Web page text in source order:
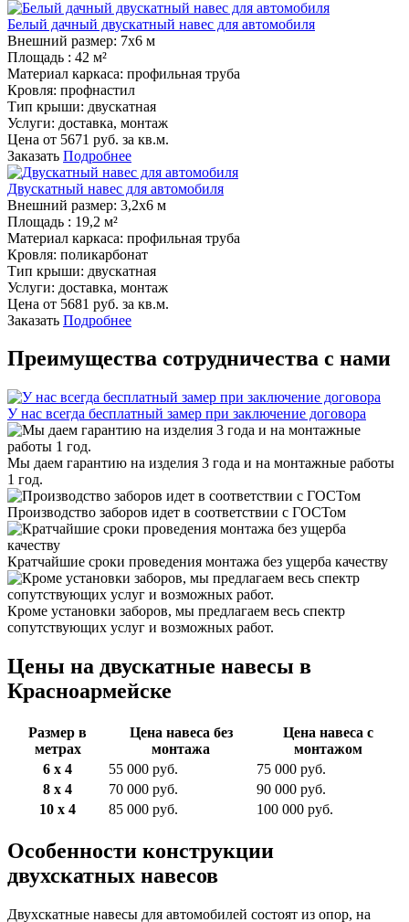
Белый дачный двускатный навес для автомобиля
Внешний размер: 7х6 м
Площадь : 42 м²
Материал каркаса: профильная труба
Кровля: профнастил
Тип крыши: двускатная
Услуги: доставка, монтаж
Цена от 5671 руб. за кв.м.
Заказать Подробнее
Двускатный навес для автомобиля
Внешний размер: 3,2х6 м
Площадь : 19,2 м²
Материал каркаса: профильная труба
Кровля: поликарбонат
Тип крыши: двускатная
Услуги: доставка, монтаж
Цена от 5681 руб. за кв.м.
Заказать Подробнее
Преимущества сотрудничества с нами
У нас всегда бесплатный замер при заключение договора
Мы даем гарантию на изделия 3 года и на монтажные работы
1 год.
Производство заборов идет в соответствии с ГОСТом
Кратчайшие сроки проведения монтажа без ущерба качеству
Кроме установки заборов, мы предлагаем весь спектр
сопутствующих услуг и возможных работ.
Цены на двускатные навесы в
Красноармейске
Размер в
метрах
Цена навеса без
монтажа
Цена навеса с
монтажом
6 х 4
55 000 руб.
75 000 руб.
8 х 4
70 000 руб.
90 000 руб.
10 х 4
85 000 руб. 100 000 руб.
Особенности конструкции
двухскатных навесов
Двухскатные навесы для автомобилей состоят из опор, на